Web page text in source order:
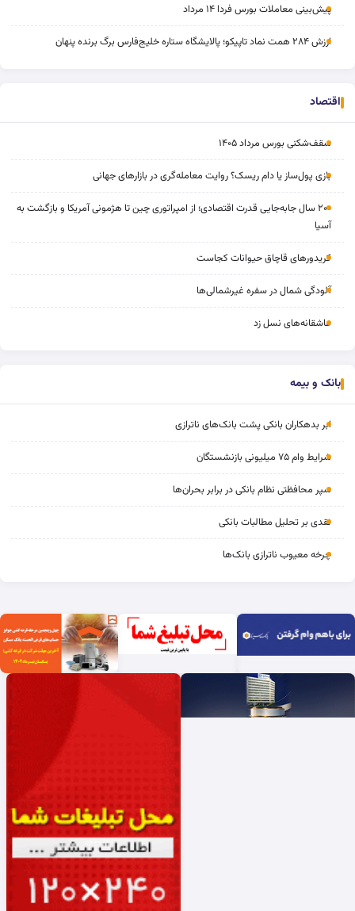
پیش‌بینی معاملات بورس فردا ۱۴ مرداد
ارزش ۲۸۴ همت نماد تاپیکو؛ پالایشگاه ستاره خلیج‌فارس برگ برنده پنهان
اقتصاد
سقف‌شکنی بورس مرداد ۱۴۰۵
بازی پول‌ساز یا دام ریسک؟ روایت معامله‌گری در بازارهای جهانی
۲۰۰ سال جابه‌جایی قدرت اقتصادی؛ از امپراتوری چین تا هژمونی آمریکا و بازگشت به
آسیا
کریدورهای قاچاق حیوانات کجاست
آلودگی شمال در سفره غیرشمالی‌ها
عاشقانه‌های نسل زد
بانک و بیمه
ابر بدهکاران بانکی پشت بانک‌های ناترازی
شرایط وام ۷۵ میلیونی بازنشستگان
سپر محافظتی نظام بانکی در برابر بحران‌ها
نقدی بر تحلیل مطالبات بانکی
چرخه‌ معیوب ناترازی بانک‌ها